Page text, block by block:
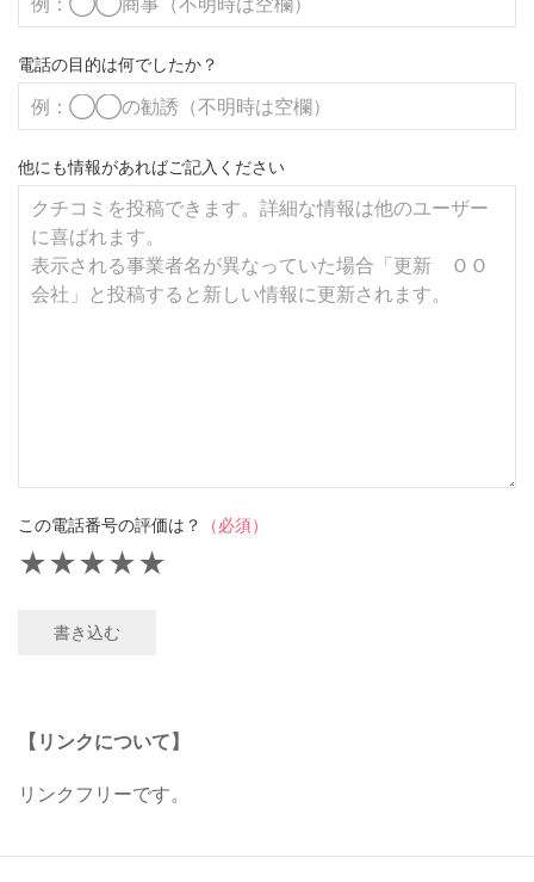
電話の目的は何でしたか？
他にも情報があればご記入ください
この電話番号の評価は？ （必須）
★
★
★
★
★
書き込む
【リンクについて】
リンクフリーです。